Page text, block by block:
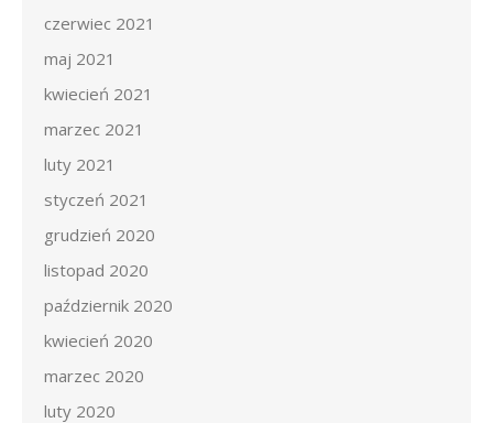
czerwiec 2021
maj 2021
kwiecień 2021
marzec 2021
luty 2021
styczeń 2021
grudzień 2020
listopad 2020
październik 2020
kwiecień 2020
marzec 2020
luty 2020